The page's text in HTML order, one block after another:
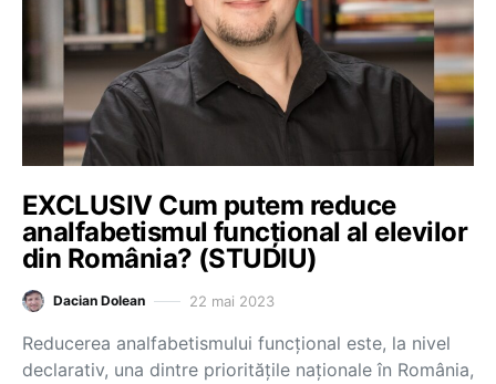
EXCLUSIV Cum putem reduce
analfabetismul funcțional al elevilor
din România? (STUDIU)
Dacian Dolean 22 mai 2023
Reducerea analfabetismului funcțional este, la nivel
declarativ, una dintre prioritățile naționale în România,